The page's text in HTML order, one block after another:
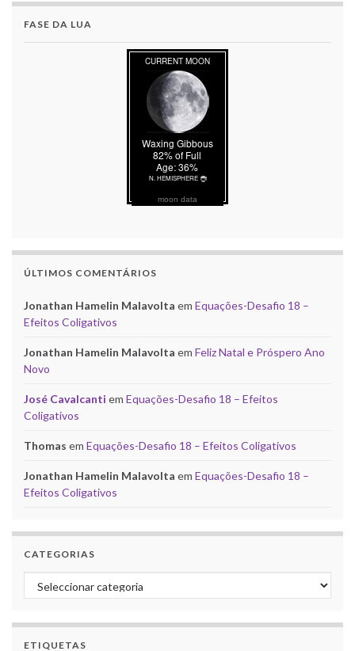
FASE DA LUA
moon data
ÚLTIMOS COMENTÁRIOS
Jonathan Hamelin Malavolta em Equações-Desafio 18 –
Efeitos Coligativos
Jonathan Hamelin Malavolta em Feliz Natal e Próspero Ano
Novo
José Cavalcanti em Equações-Desafio 18 – Efeitos
Coligativos
Thomas em Equações-Desafio 18 – Efeitos Coligativos
Jonathan Hamelin Malavolta em Equações-Desafio 18 –
Efeitos Coligativos
CATEGORIAS
Categorias
ETIQUETAS